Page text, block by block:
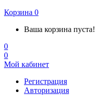
Корзина 0
Ваша корзина пуста!
0
0
Мой кабинет
Регистрация
Авторизация